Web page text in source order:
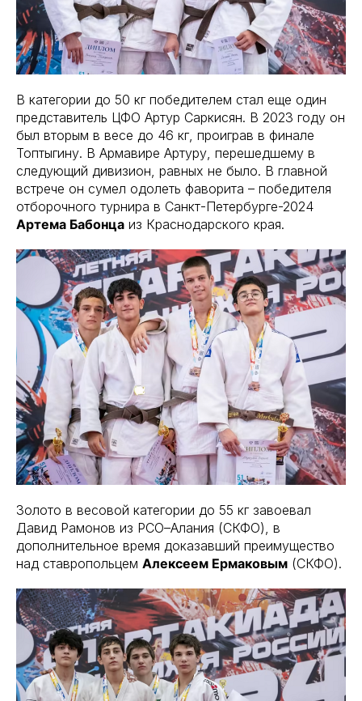
В категории до 50 кг победителем стал еще один
представитель ЦФО Артур Саркисян. В 2023 году он
был вторым в весе до 46 кг, проиграв в финале
Топтыгину. В Армавире Артуру, перешедшему в
следующий дивизион, равных не было. В главной
встрече он сумел одолеть фаворита – победителя
отборочного турнира в Санкт-Петербурге-2024
Артема Бабонца из Краснодарского края.
Золото в весовой категории до 55 кг завоевал
Давид Рамонов из РСО–Алания (СКФО), в
дополнительное время доказавший преимущество
над ставропольцем Алексеем Ермаковым (СКФО).